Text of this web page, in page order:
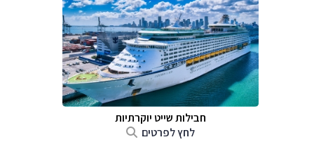
חבילות שייט יוקרתיות
לחץ לפרטים